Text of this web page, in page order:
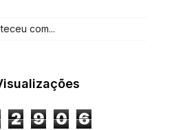
com...
2 9 0 6